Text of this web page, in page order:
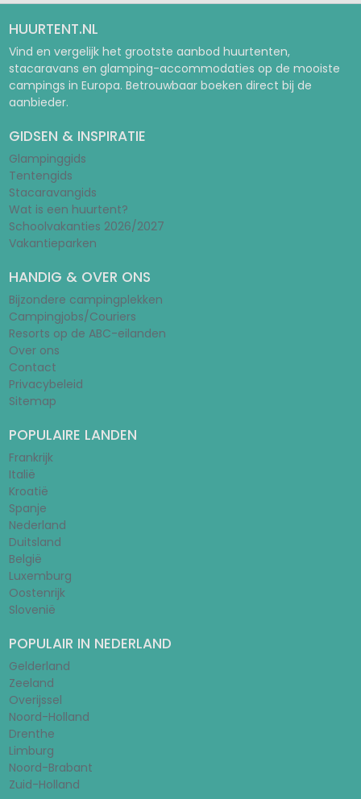
HUURTENT.NL
Vind en vergelijk het grootste aanbod huurtenten,
stacaravans en glamping-accommodaties op de mooiste
campings in Europa. Betrouwbaar boeken direct bij de
aanbieder.
GIDSEN & INSPIRATIE
Glampinggids
Tentengids
Stacaravangids
Wat is een huurtent?
Schoolvakanties 2026/2027
Vakantieparken
HANDIG & OVER ONS
Bijzondere campingplekken
Campingjobs/Couriers
Resorts op de ABC-eilanden
Over ons
Contact
Privacybeleid
Sitemap
POPULAIRE LANDEN
Frankrijk
Italië
Kroatië
Spanje
Nederland
Duitsland
België
Luxemburg
Oostenrijk
Slovenië
POPULAIR IN NEDERLAND
Gelderland
Zeeland
Overijssel
Noord-Holland
Drenthe
Limburg
Noord-Brabant
Zuid-Holland